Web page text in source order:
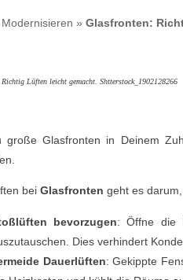
Modernisieren » Glasfronten:
Lüften leicht gemacht. Shtterstock_1902128266
große Glasfronten in Deinem
bei Glasfronten geht es
bevorzugen: Öffne die
Dies verhindert
Dauerlüften: Gekippte